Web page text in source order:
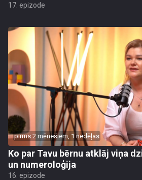
17. epizode
pirms 2 mēnešiem, 1 nedēļas
Ko par Tavu bērnu atklāj viņa
un numeroloģija
16. epizode